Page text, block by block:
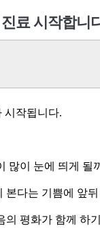
진료 시작합니
시작됩니다.
많이 눈에 띄게 될
본다는 기쁨에 앞
의 평화가 함께 하